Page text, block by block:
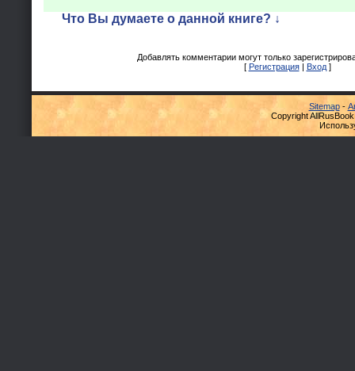
Что Вы думаете о данной книге? ↓
Добавлять комментарии могут только
[ Регистрация| Вход]
Sitemap-
Copyright